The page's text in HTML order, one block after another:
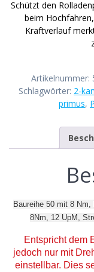
Schützt den
beim
Kraftverlauf
Artikelnummer:
Schlagwörter: 2-
primus,
Baureihe 50 mit 8
8Nm, 12 UpM,
Entspricht dem
jedoch nur mit
einstellbar. Dies